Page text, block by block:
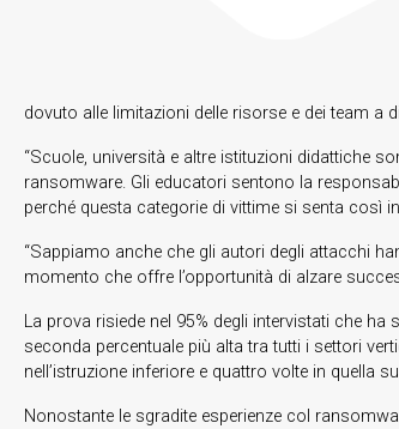
dovuto alle limitazioni delle risorse e dei team
“Scuole, università e altre istituzioni didattiche
ransomware. Gli educatori sentono la
perché questa categorie di vittime si senta così
“Sappiamo anche che gli autori degli attacchi
momento che offre l’opportunità di alzare
La prova risiede nel 95% degli intervistati che
seconda percentuale più alta tra tutti i settori
nell’istruzione inferiore e quattro volte in quella
Nonostante le sgradite esperienze col